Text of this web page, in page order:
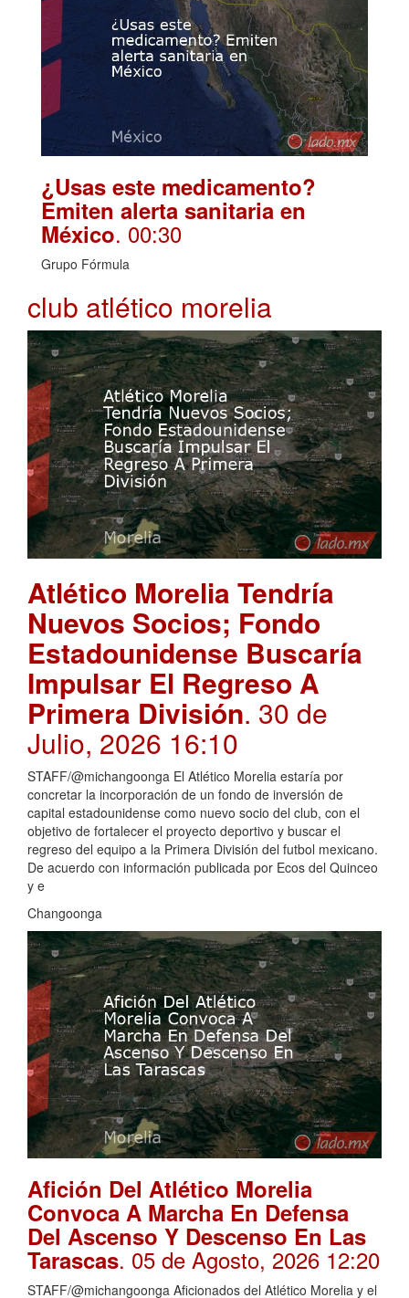
¿Usas este medicamento?
Emiten alerta sanitaria en
México. 00:30
Grupo Fórmula
club atlético morelia
Atlético Morelia Tendría
Nuevos Socios; Fondo
Estadounidense Buscaría
Impulsar El Regreso A
Primera División. 30 de
Julio, 2026 16:10
STAFF/@michangoonga El Atlético Morelia estaría por
concretar la incorporación de un fondo de inversión de
capital estadounidense como nuevo socio del club, con el
objetivo de fortalecer el proyecto deportivo y buscar el
regreso del equipo a la Primera División del futbol mexicano.
De acuerdo con información publicada por Ecos del Quinceo
y e
Changoonga
Afición Del Atlético Morelia
Convoca A Marcha En Defensa
Del Ascenso Y Descenso En Las
Tarascas. 05 de Agosto, 2026 12:20
STAFF/@michangoonga Aficionados del Atlético Morelia y el